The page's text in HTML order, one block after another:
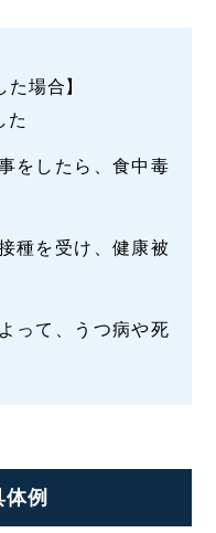
た場合】
た
をしたら、食中毒
種を受け、健康被
って、うつ病や死
例